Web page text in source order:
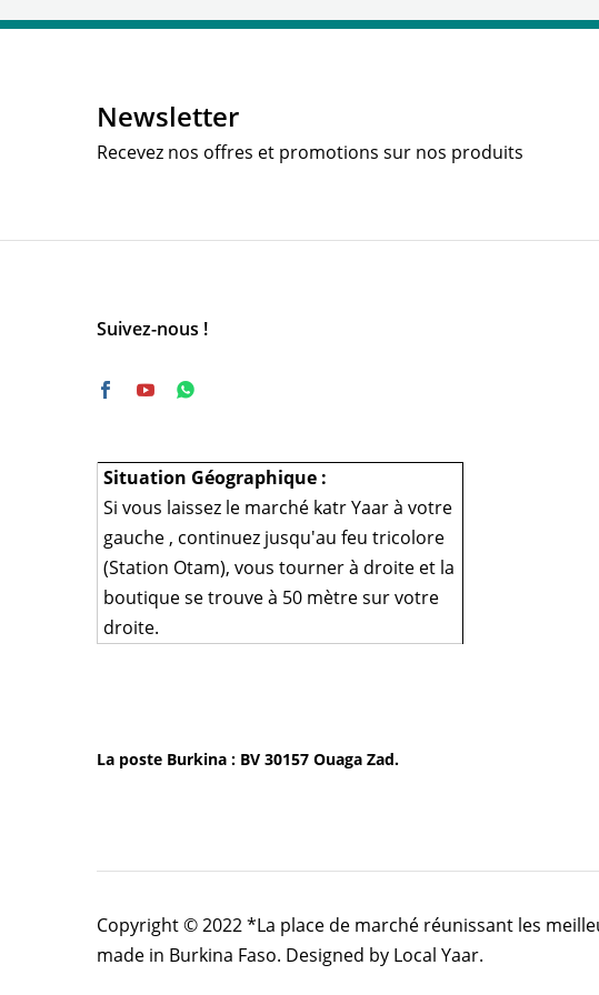
Newsletter
Recevez nos offres et promotions sur nos produits
Suivez-nous !
Situation Géographique :
Si vous laissez le marché katr Yaar à votre
gauche , continuez jusqu'au feu tricolore
(Station Otam), vous tourner à droite et la
boutique se trouve à 50 mètre sur votre
droite.
La poste Burkina : BV 30157 Ouaga Zad.
Copyright © 2022 *La place de marché réunissant les
made in Burkina Faso. Designed by Local Yaar.